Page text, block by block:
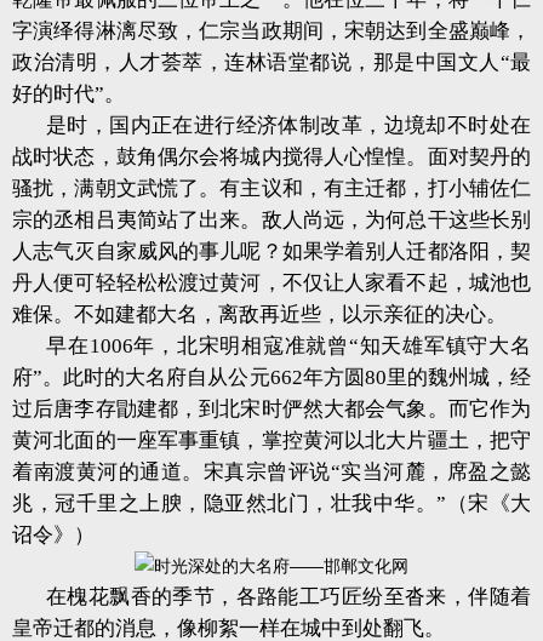
字演绎得淋漓尽致，仁宗当政期间，宋朝达到全盛巅峰，
政治清明，人才荟萃，连林语堂都说，那是中国文人“最
好的时代”。
是时，国内正在进行经济体制改革，边境却不时处在
战时状态，鼓角偶尔会将城内搅得人心惶惶。面对契丹的
骚扰，满朝文武慌了。有主议和，有主迁都，打小辅佐仁
宗的丞相吕夷简站了出来。敌人尚远，为何总干这些长别
人志气灭自家威风的事儿呢？如果学着别人迁都洛阳，契
丹人便可轻轻松松渡过黄河，不仅让人家看不起，城池也
难保。不如建都大名，离敌再近些，以示亲征的决心。
早在1006年，北宋明相寇准就曾“知天雄军镇守大名
府”。此时的大名府自从公元662年方圆80里的魏州城，经
过后唐李存勖建都，到北宋时俨然大都会气象。而它作为
黄河北面的一座军事重镇，掌控黄河以北大片疆土，把守
着南渡黄河的通道。宋真宗曾评说“实当河麓，席盈之懿
兆，冠千里之上腴，隐亚然北门，壮我中华。”（宋《大
诏令》）
在槐花飘香的季节，各路能工巧匠纷至沓来，伴随着
皇帝迁都的消息，像柳絮一样在城中到处翻飞。